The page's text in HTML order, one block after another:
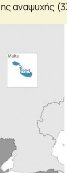
αναψυχής